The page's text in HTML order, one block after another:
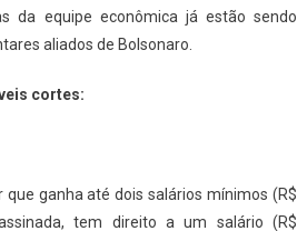
da equipe econômica já estão sendo
aliados de Bolsonaro.
cortes:
ganha até dois salários mínimos (R$
tem direito a um salário (R$